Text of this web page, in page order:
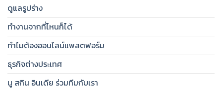
ดูแลรูปร่าง
ทำงานจากที่ไหนก็ได้
ทำไมต้องออนไลน์แพลตฟอร์ม
ธุรกิจต่างประเทศ
นู สกิน อินเดีย ร่วมทีมกับเรา